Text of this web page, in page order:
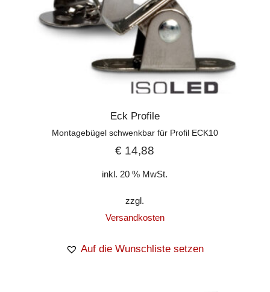
Eck Profile
Montagebügel schwenkbar für Profil ECK10
€ 14,88
inkl. 20 % MwSt.
zzgl.
Versandkosten
Auf die Wunschliste setzen